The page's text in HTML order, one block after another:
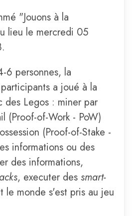
"Jouons à la
lieu le mercredi 05
6 personnes, la
a joué à la
des Legos : miner par
(Proof-of-Work - PoW)
(Proof-of-Stake -
informations ou des
des informations,
, executer des smart-
le monde s'est pris au jeu